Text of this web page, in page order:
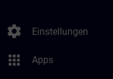
settings Einstellungen
apps Apps